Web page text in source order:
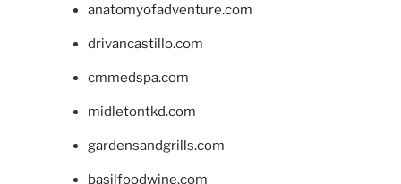
anatomyofadventure.com
drivancastillo.com
cmmedspa.com
midletontkd.com
gardensandgrills.com
basilfoodwine.com